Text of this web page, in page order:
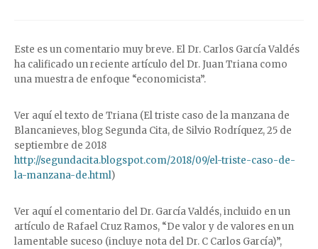
Este es un comentario muy breve. El Dr. Carlos García Valdés
ha calificado un reciente artículo del Dr. Juan Triana como
una muestra de enfoque “economicista”.
Ver aquí el texto de Triana (El triste caso de la manzana de
Blancanieves, blog Segunda Cita, de Silvio Rodríquez, 25 de
septiembre de 2018
http://segundacita.blogspot.com/2018/09/el-triste-caso-de-
la-manzana-de.html)
Ver aquí el comentario del Dr. García Valdés, incluido en un
artículo de Rafael Cruz Ramos, “De valor y de valores en un
lamentable suceso (incluye nota del Dr. C Carlos García)”,